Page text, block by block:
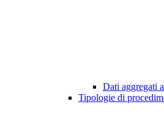
Dati aggregati
Tipologie di